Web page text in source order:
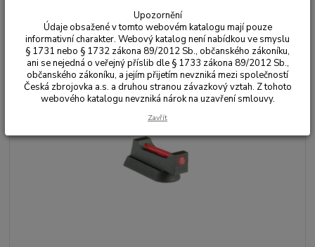
Upozornění
Údaje obsažené v tomto webovém katalogu mají pouze
informativní charakter. Webový katalog není nabídkou ve smyslu
§ 1731 nebo § 1732 zákona 89/2012 Sb., občanského zákoníku,
ani se nejedná o veřejný příslib dle § 1733 zákona 89/2012 Sb.,
občanského zákoníku, a jejím přijetím nevzniká mezi společností
Česká zbrojovka a.s. a druhou stranou závazkový vztah. Z tohoto
webového katalogu nevzniká nárok na uzavření smlouvy.
Zavřít